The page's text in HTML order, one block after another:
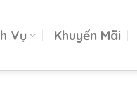
Vụ Khuyến Mãi